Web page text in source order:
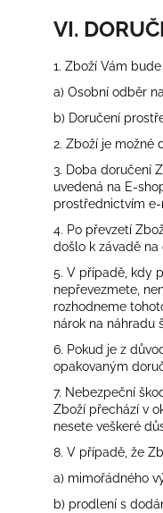
VI.
1. Zboží Vám
a) Osobní odběr
b) Doručení
2. Zboží je možné
3. Doba doručení
uvedená na E-
prostřednictvím e-
4. Po převzetí
došlo k závadě
5. V případě, kdy
nepřevezmete,
rozhodneme
nárok na náhradu
6. Pokud je z
opakovaným
7. Nebezpeční
Zboží přechází v
nesete veškeré
8. V případě, že
a) mimořádného
b) prodlení s